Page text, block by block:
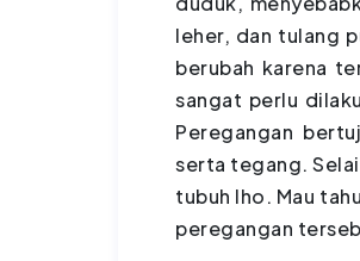
leher, dan tulang
berubah karena
sangat perlu
Peregangan
serta tegang.
tubuh lho. Mau
peregangan